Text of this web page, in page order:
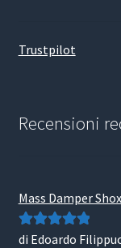
Trustpilot
Recensioni
Mass Damper
Valutato5su
di Edoardo